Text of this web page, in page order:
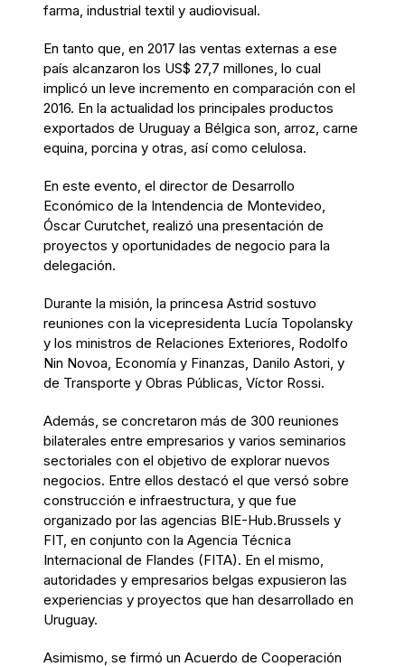
farma, industrial textil y audiovisual.
En tanto que, en 2017 las ventas externas a ese
país alcanzaron los US$ 27,7 millones, lo cual
implicó un leve incremento en comparación con el
2016. En la actualidad los principales productos
exportados de Uruguay a Bélgica son, arroz, carne
equina, porcina y otras, así como celulosa.
En este evento, el director de Desarrollo
Económico de la Intendencia de Montevideo,
Óscar Curutchet, realizó una presentación de
proyectos y oportunidades de negocio para la
delegación.
Durante la misión, la princesa Astrid sostuvo
reuniones con la vicepresidenta Lucía Topolansky
y los ministros de Relaciones Exteriores, Rodolfo
Nin Novoa, Economía y Finanzas, Danilo Astori, y
de Transporte y Obras Públicas, Víctor Rossi.
Además, se concretaron más de 300 reuniones
bilaterales entre empresarios y varios seminarios
sectoriales con el objetivo de explorar nuevos
negocios. Entre ellos destacó el que versó sobre
construcción e infraestructura, y que fue
organizado por las agencias BIE-Hub.Brussels y
FIT, en conjunto con la Agencia Técnica
Internacional de Flandes (FITA). En el mismo,
autoridades y empresarios belgas expusieron las
experiencias y proyectos que han desarrollado en
Uruguay.
Asimismo, se firmó un Acuerdo de Cooperación